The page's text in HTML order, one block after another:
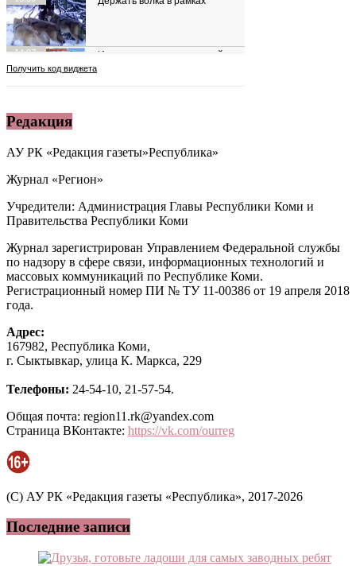
Редакция
АУ РК «Редакция газеты»Республика»
Журнал «Регион»
Учредители: Администрация Главы Республики Коми и
Правительства Республики Коми
Журнал зарегистрирован Управлением Федеральной службы
по надзору в сфере связи, информационных технологий и
массовых коммуникаций по Республике Коми.
Регистрационный номер ПИ № ТУ 11-00386 от 19 апреля 2018
года.
Адрес:
167982, Республика Коми,
г. Сыктывкар, улица К. Маркса, 229
Телефоны: 24-54-10, 21-57-54.
Общая почта: region11.rk@yandex.com
Страница ВКонтакте: https://vk.com/ourreg
(C) АУ РК «Редакция газеты «Республика», 2017-2026
Последние записи